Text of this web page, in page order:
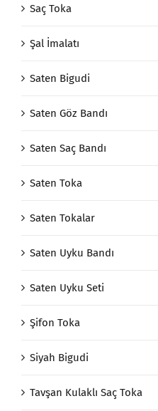
Saç Toka
Şal İmalatı
Saten Bigudi
Saten Göz Bandı
Saten Saç Bandı
Saten Toka
Saten Tokalar
Saten Uyku Bandı
Saten Uyku Seti
Şifon Toka
Siyah Bigudi
Tavşan Kulaklı Saç Toka